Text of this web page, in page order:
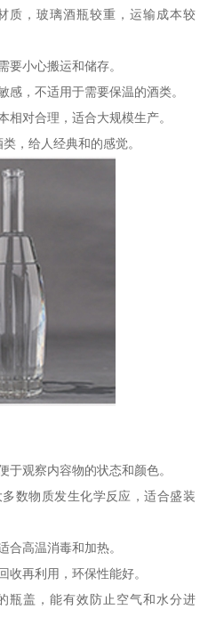
质，玻璃酒瓶较重，运输成本较
要小心搬运和储存。
感，不适用于需要保温的酒类。
相对合理，适合大规模生产。
，给人经典和的感觉。
于观察内容物的状态和颜色。
数物质发生化学反应，适合盛装
合高温消毒和加热。
收再利用，环保性能好。
瓶盖，能有效防止空气和水分进